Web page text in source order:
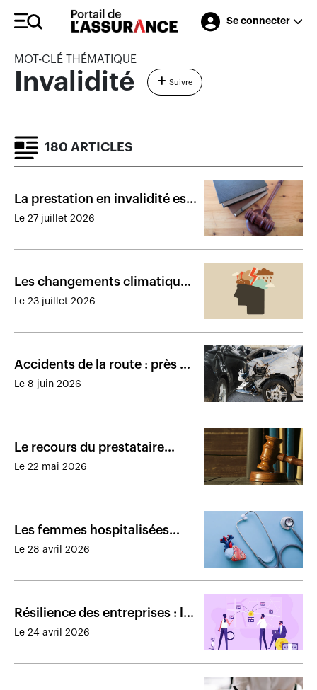
Se connecter
MOT-CLÉ THÉMATIQUE
Invalidité Suivre
180 ARTICLES
La prestation en invalidité est
refusée en raison des
Le 27 juillet 2026
Les changements climatiques
fragilisent la santé des
Le 23 juillet 2026
Accidents de la route : près de
1,4 milliard de dollars en
Le 8 juin 2026
Le recours du prestataire
d’assurance invalidité est
Le 22 mai 2026
Les femmes hospitalisées
pour un infarctus ont un taux
Le 28 avril 2026
Résilience des entreprises : le
rôle clé des conseillers et des
Le 24 avril 2026